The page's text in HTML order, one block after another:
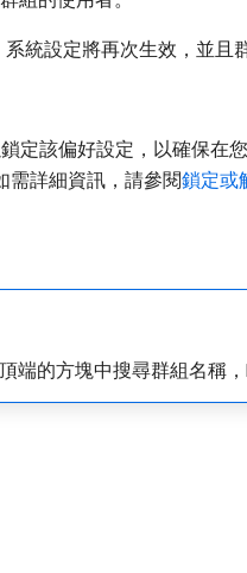
統設定將再次生效，並且
定該偏好設定，以確保在
需詳細資訊，請參閱鎖定或
的方塊中搜尋群組名稱，